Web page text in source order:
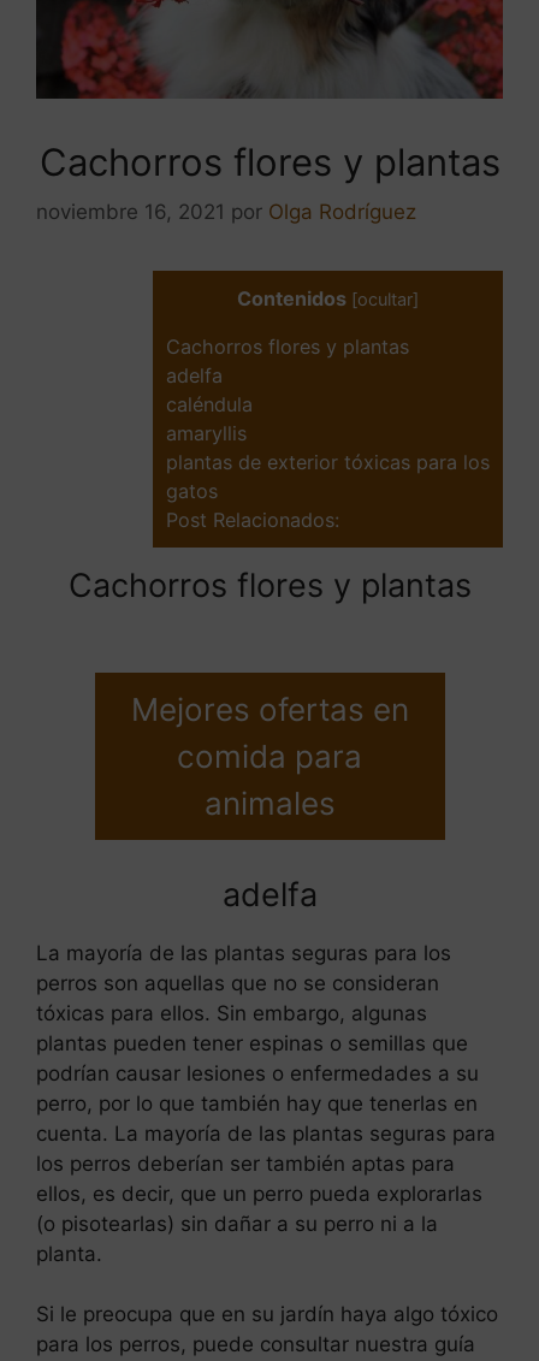
Cachorros flores y plantas
noviembre 16, 2021 por Olga Rodríguez
Contenidos [ocultar]
Cachorros flores y plantas
adelfa
caléndula
amaryllis
plantas de exterior tóxicas para los
gatos
Post Relacionados:
Cachorros flores y plantas
Mejores ofertas en
comida para
animales
adelfa
La mayoría de las plantas seguras para los
perros son aquellas que no se consideran
tóxicas para ellos. Sin embargo, algunas
plantas pueden tener espinas o semillas que
podrían causar lesiones o enfermedades a su
perro, por lo que también hay que tenerlas en
cuenta. La mayoría de las plantas seguras para
los perros deberían ser también aptas para
ellos, es decir, que un perro pueda explorarlas
(o pisotearlas) sin dañar a su perro ni a la
planta.
Si le preocupa que en su jardín haya algo tóxico
para los perros, puede consultar nuestra guía